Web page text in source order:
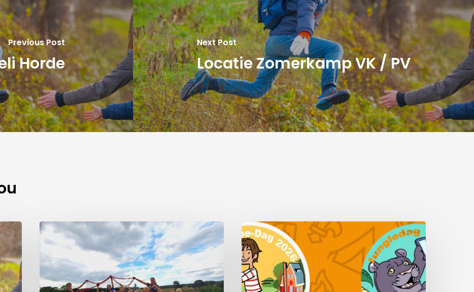
Previous Post
Horde
Next Post
Locatie Zomerkamp VK / PV